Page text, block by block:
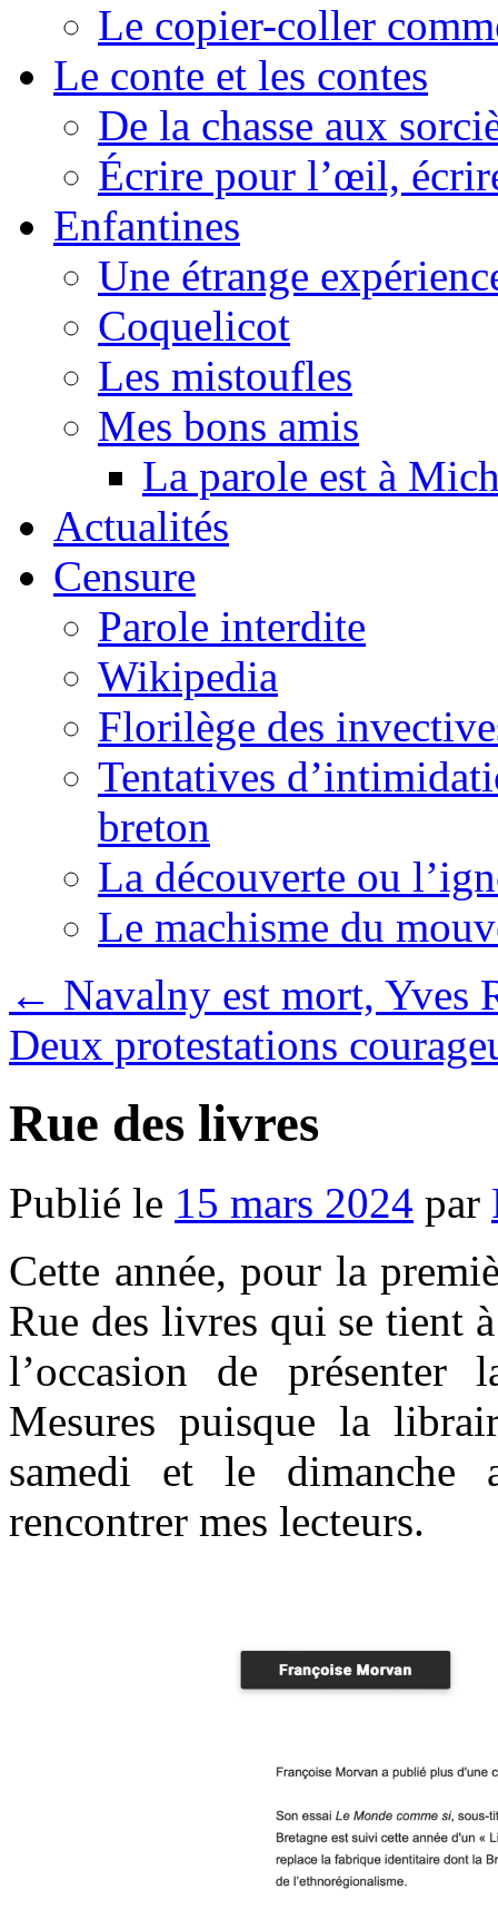
Le copier-coller
Le conte et les contes
De la chasse aux
Écrire pour l’œil,
Enfantines
Une étrange
Coquelicot
Les mistoufles
Mes bons amis
La parole est à
Actualités
Censure
Parole interdite
Wikipedia
Florilège des
Tentatives
breton
La découverte ou
Le machisme du
← Navalny est mort, Yves
Deux protestations
Rue des livres
Publié le 15 mars 2024 par
Cette année, pour la
Rue des livres qui se tient
l’occasion de présenter
Mesures puisque la
samedi et le dimanche
rencontrer mes lecteurs.